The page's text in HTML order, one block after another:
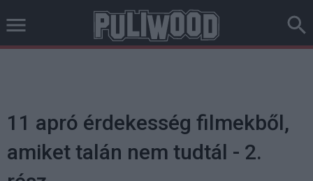
11 apró érdekesség filmekből,
amiket talán nem tudtál - 2.